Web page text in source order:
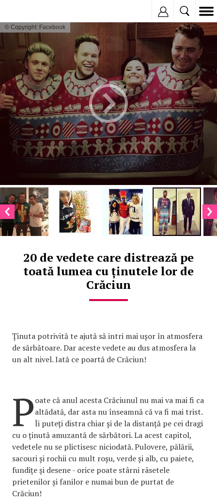
© Copyright: Facebook
20 de vedete care distrează pe
toată lumea cu ținutele lor de
Crăciun
Ținuta potrivită te ajută să intri mai ușor în atmosfera
de sărbătoare. Dar aceste vedete au dus atmosfera la
un alt nivel. Iată ce poartă de Crăciun!
Poate că anul acesta Crăciunul nu mai va mai fi ca
altădată, dar asta nu înseamnă că va fi mai trist.
Îi puteți distra chiar și de la distanță pe cei dragi
cu o ținută amuzantă de sărbători. La acest capitol,
vedetele nu se plictisesc niciodată. Pulovere, pălării,
sacouri și rochii cu mult roșu, verde și alb, cu paiete,
fundițe și desene - orice poate stârni râsetele
prietenilor și fanilor e numai bun de purtat de
Crăciun!